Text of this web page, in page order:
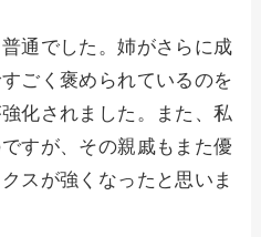
通でした。姉がさらに成
ごく褒められているのを
化されました。また、私
すが、その親戚もまた優
スが強くなったと思いま